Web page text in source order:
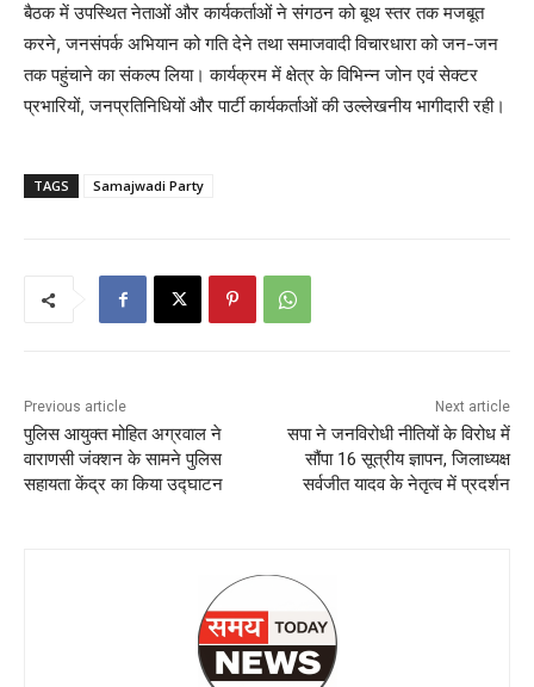
बैठक में उपस्थित नेताओं और कार्यकर्ताओं ने संगठन को बूथ स्तर तक मजबूत
करने, जनसंपर्क अभियान को गति देने तथा समाजवादी विचारधारा को जन-जन
तक पहुंचाने का संकल्प लिया। कार्यक्रम में क्षेत्र के विभिन्न जोन एवं सेक्टर
प्रभारियों, जनप्रतिनिधियों और पार्टी कार्यकर्ताओं की उल्लेखनीय भागीदारी रही।
TAGS Samajwadi Party
Previous article
पुलिस आयुक्त मोहित अग्रवाल ने
वाराणसी जंक्शन के सामने पुलिस
सहायता केंद्र का किया उद्घाटन
Next article
सपा ने जनविरोधी नीतियों के विरोध में
सौंपा 16 सूत्रीय ज्ञापन, जिलाध्यक्ष
सर्वजीत यादव के नेतृत्व में प्रदर्शन